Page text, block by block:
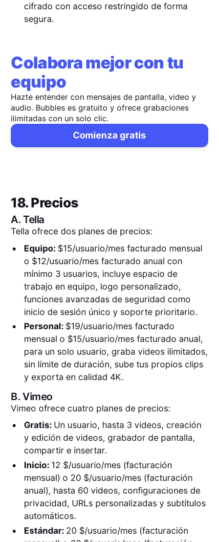
cifrado con acceso restringido de forma
segura.
Colabora mejor con tu
equipo
Hazte entender con mensajes de pantalla, video y
audio. Bubbles es gratuito y ofrece grabaciones
ilimitadas con un solo clic.
Comienza gratis
18. Precios
A.Tella
Tella ofrece dos planes de precios:
Equipo: $15/usuario/mes facturado mensual
o $12/usuario/mes facturado anual con
mínimo 3 usuarios, incluye espacio de
trabajo en equipo, logo personalizado,
funciones avanzadas de seguridad como
inicio de sesión único y soporte prioritario.
Personal: $19/usuario/mes facturado
mensual o $15/usuario/mes facturado anual,
para un solo usuario, graba videos ilimitados,
sin límite de duración, sube tus propios clips
y exporta en calidad 4K.
B.Vimeo
Vimeo ofrece cuatro planes de precios:
Gratis: Un usuario, hasta 3 videos, creación
y edición de videos, grabador de pantalla,
compartir e insertar.
Inicio: 12 $/usuario/mes (facturación
mensual) o 20 $/usuario/mes (facturación
anual), hasta 60 videos, configuraciones de
privacidad, URLs personalizadas y subtítulos
automáticos.
Estándar: 20 $/usuario/mes (facturación